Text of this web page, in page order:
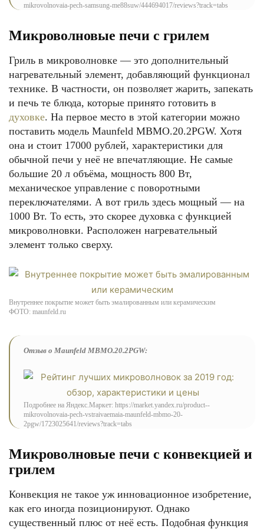
mikrovolnovaia-pech-samsung-me88suw/444694017/reviews?track=tabs
Микроволновые печи с грилем
Гриль в микроволновке — это дополнительный
нагревательный элемент, добавляющий функционал
технике. В частности, он позволяет жарить, запекать
и печь те блюда, которые принято готовить в
духовке. На первое место в этой категории можно
поставить модель Maunfeld MBMO.20.2PGW. Хотя
она и стоит 17000 рублей, характеристики для
обычной печи у неё не впечатляющие. Не самые
большие 20 л объёма, мощность 800 Вт,
механическое управление с поворотными
переключателями. А вот гриль здесь мощный — на
1000 Вт. То есть, это скорее духовка с функцией
микроволновки. Расположен нагревательный
элемент только сверху.
Внутреннее покрытие может быть эмалированным или керамическим
ФОТО: maunfeld.ru
Отзыв о Maunfeld MBMO.20.2PGW:
Подробнее на Яндекс.Маркет: https://market.yandex.ru/product--
mikrovolnovaia-pech-vstraivaemaia-maunfeld-mbmo-20-
2pgw/1723025641/reviews?track=tabs
Микроволновые печи с конвекцией и
грилем
Конвекция не такое уж инновационное изобретение,
как его иногда позиционируют. Однако
существенный плюс от неё есть. Подобная функция